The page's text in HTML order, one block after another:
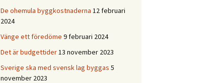
De ohemula byggkostnaderna 12 februari
2024
Vänge ett föredöme 9 februari 2024
Det är budgettider13 november 2023
Sverige ska med svensk lag byggas 5
november 2023